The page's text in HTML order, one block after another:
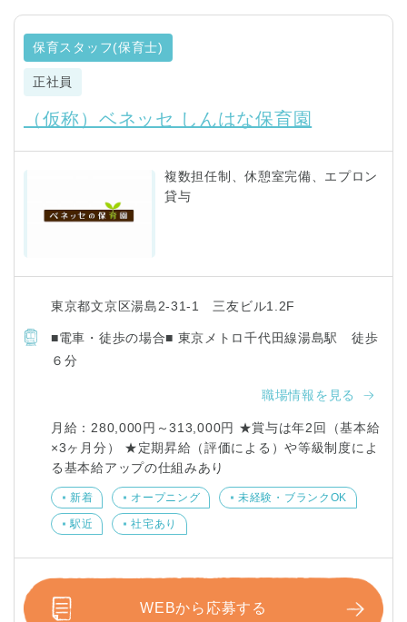
保育スタッフ(保育士)
正社員
（仮称）ベネッセ しんはな保育園
複数担任制、休憩室完備、エプロン
貸与
東京都文京区湯島2-31-1 三友ビル1.2F
■電車・徒歩の場合■ 東京メトロ千代田線湯島駅 徒歩
６分
職場情報を見る
月給：280,000円～313,000円 ★賞与は年2回（基本給
×3ヶ月分） ★定期昇給（評価による）や等級制度によ
る基本給アップの仕組みあり
新着 オープニング 未経験・ブランクOK
駅近 社宅あり
WEBから応募する